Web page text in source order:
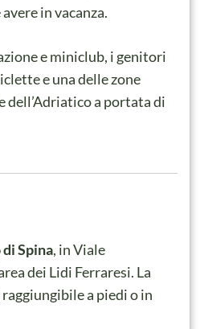
in vacanza.
e miniclub, i genitori
e una delle zone
a portata di
di Spina, in Viale
dei Lidi Ferraresi. La
a piedi o in